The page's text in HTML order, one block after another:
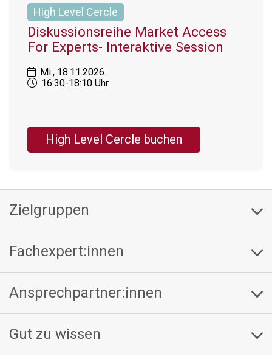
High Level Cercle
Diskussionsreihe Market Access
For Experts- Interaktive Session
Mi., 18.11.2026
16:30-18:10 Uhr
High Level Cercle buchen
Zielgruppen
Fachexpert:innen
Ansprechpartner:innen
Gut zu wissen